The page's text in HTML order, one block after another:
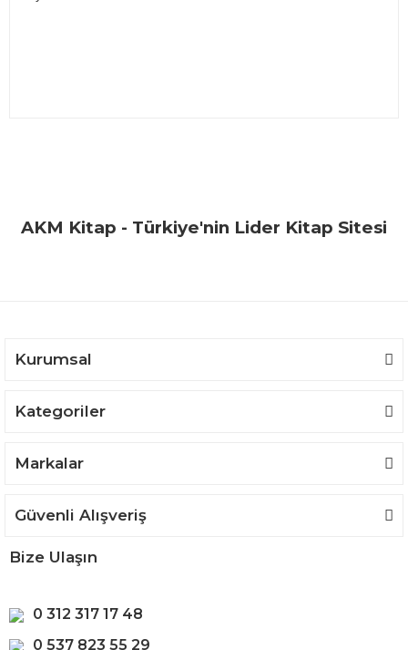
Yorum Yaz
Ürün resmi kalitesiz, bozuk veya görüntülenemiyor.
AKM Kitap - Türkiye'nin Lider Kitap Sitesi
Kurumsal
Kategoriler
Markalar
Güvenli Alışveriş
Bize Ulaşın
0 312 317 17 48
0 537 823 55 29